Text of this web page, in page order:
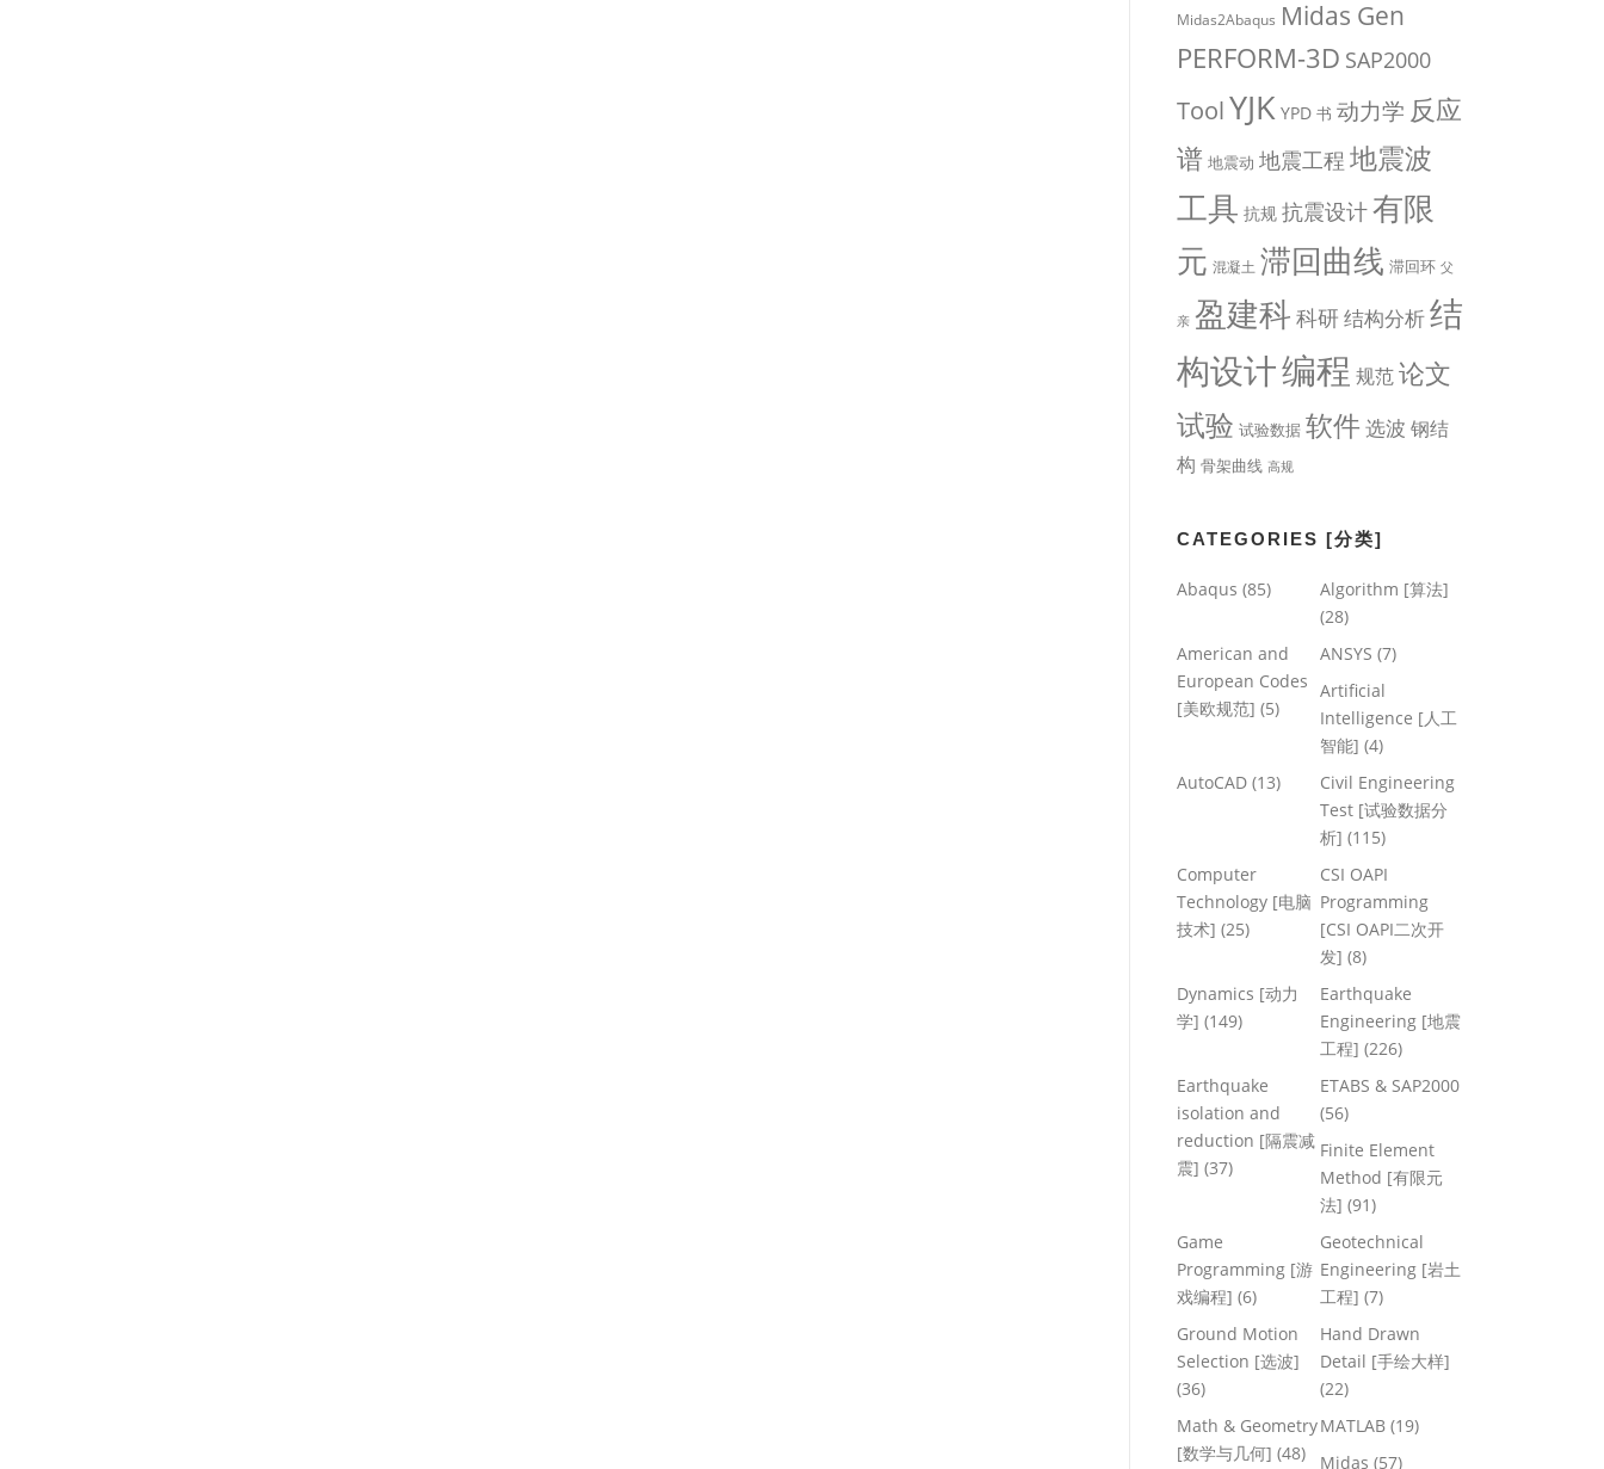
Midas2Abaqus Midas Gen
PERFORM-3D SAP2000
ToolYJK YPD 书 动力学 反应
谱 地震动 地震工程 地震波
工具 抗规 抗震设计有限
元 混凝土 滞回曲线 滞回环 父
亲 盈建科 科研 结构分析结
构设计编程 规范论文
试验 试验数据 软件选波 钢结
构 骨架曲线 高规
CATEGORIES [分类]
Abaqus (85)
Algorithm [算法]
(28)
American and
European Codes
[美欧规范] (5)
ANSYS (7)
Artificial
Intelligence [人工
智能] (4)
AutoCAD (13)
Civil Engineering
Test [试验数据分
析] (115)
Computer
Technology [电脑
技术] (25)
CSI OAPI
Programming
[CSI OAPI二次开
发] (8)
Dynamics [动力
学] (149)
Earthquake
Engineering [地震
工程] (226)
Earthquake
isolation and
reduction [隔震减
震] (37)
ETABS & SAP2000
(56)
Finite Element
Method [有限元
法] (91)
Game
Programming [游
戏编程] (6)
Geotechnical
Engineering [岩土
工程] (7)
Ground Motion
Selection [选波]
(36)
Hand Drawn
Detail [手绘大样]
(22)
Math & Geometry
[数学与几何] (48)
MATLAB (19)
Midas (57)